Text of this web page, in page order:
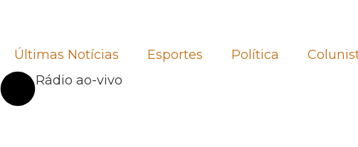
Últimas Notícias Esportes Política
Rádio ao-vivo